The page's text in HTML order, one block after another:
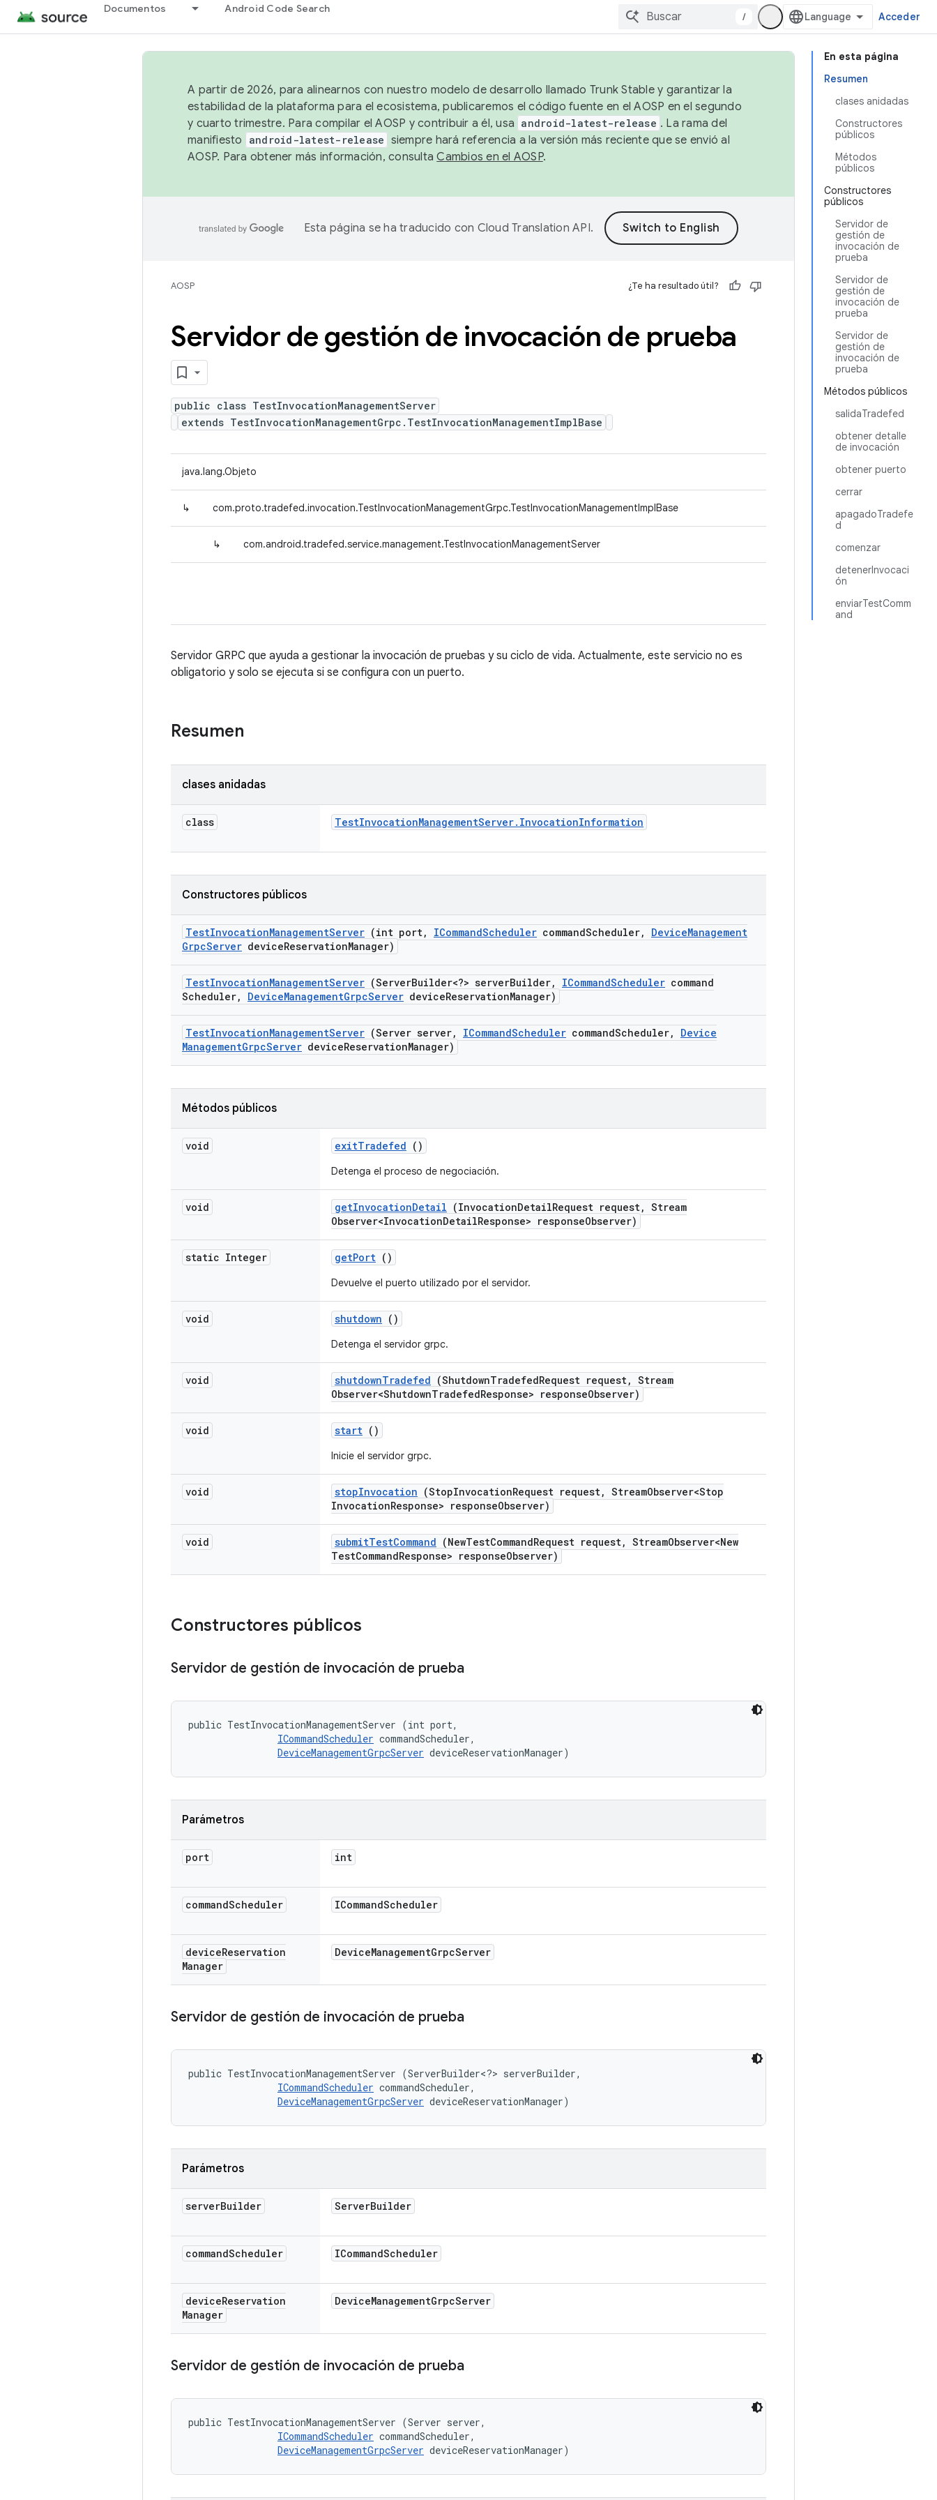
Documentos Android Code Search
/ Acceder
En esta página
Resumen
clases anidadas
Constructores
públicos
Métodos
públicos
Constructores
públicos
Servidor de
gestión de
invocación de
prueba
Servidor de
gestión de
invocación de
prueba
Servidor de
gestión de
invocación de
prueba
Métodos públicos
salidaTradefed
obtener detalle
de invocación
obtener puerto
cerrar
apagadoTradefe
d
comenzar
detenerInvocaci
ón
enviarTestComm
and
A partir de 2026, para alinearnos con nuestro modelo de desarrollo llamado Trunk Stable y garantizar la
estabilidad de la plataforma para el ecosistema, publicaremos el código fuente en el AOSP en el segundo
y cuarto trimestre. Para compilar el AOSP y contribuir a él, usa android-latest-release . La rama del
manifiesto
android-latest-release siempre hará referencia a la versión más reciente que se envió al
AOSP. Para obtener más información, consultaCambios en el AOSP.
Esta página se ha traducido con Cloud Translation API.
AOSP ¿Te ha resultado útil?
Servidor de gestión de invocación de prueba
public class TestInvocationManagementServer
extends TestInvocationManagementGrpc.TestInvocationManagementImplBase
java.lang.Objeto
↳ com.proto.tradefed.invocation.TestInvocationManagementGrpc.TestInvocationManagementImplBase
↳ com.android.tradefed.service.management.TestInvocationManagementServer
Servidor GRPC que ayuda a gestionar la invocación de pruebas y su ciclo de vida. Actualmente, este servicio no es
obligatorio y solo se ejecuta si se configura con un puerto.
Resumen
clases anidadas
class TestInvocationManagementServer. InvocationInformation
Constructores públicos
TestInvocationManagementServer (int port, ICommandScheduler commandScheduler, DeviceManagement
GrpcServer deviceReservationManager)
TestInvocationManagementServer (ServerBuilder<?> serverBuilder, ICommandScheduler command
Scheduler, DeviceManagementGrpcServer deviceReservationManager)
TestInvocationManagementServer (Server server, ICommandScheduler commandScheduler,
Device
ManagementGrpcServer deviceReservationManager)
Métodos públicos
void exitTradefed ()
Detenga el proceso de negociación.
void getInvocationDetail (InvocationDetailRequest request, Stream
Observer<InvocationDetailResponse> responseObserver)
static Integer getPort ()
Devuelve el puerto utilizado por el servidor.
void shutdown ()
Detenga el servidor grpc.
void shutdownTradefed (ShutdownTradefedRequest request, Stream
Observer<ShutdownTradefedResponse> responseObserver)
void start ()
Inicie el servidor grpc.
void stopInvocation (StopInvocationRequest request, StreamObserver<Stop
InvocationResponse> responseObserver)
void submitTestCommand (NewTestCommandRequest request, StreamObserver<New
TestCommandResponse> responseObserver)
Constructores públicos
Servidor de gestión de invocación de prueba
public TestInvocationManagementServer (int port,
ICommandScheduler commandScheduler,
DeviceManagementGrpcServer deviceReservationManager)
Parámetros
port int
commandScheduler ICommandScheduler
deviceReservation
Manager
DeviceManagementGrpcServer
Servidor de gestión de invocación de prueba
public TestInvocationManagementServer (ServerBuilder<?> serverBuilder,
ICommandScheduler commandScheduler,
DeviceManagementGrpcServer deviceReservationManager)
Parámetros
serverBuilder ServerBuilder
commandScheduler ICommandScheduler
deviceReservation
Manager
DeviceManagementGrpcServer
Servidor de gestión de invocación de prueba
public TestInvocationManagementServer (Server server,
ICommandScheduler commandScheduler,
DeviceManagementGrpcServer deviceReservationManager)